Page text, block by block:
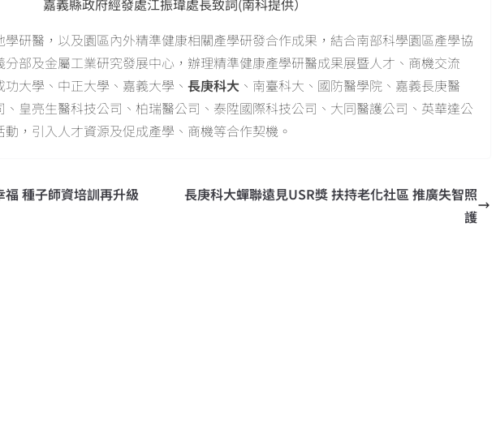
嘉義縣政府經發處江振瑋處長致詞(南科提供）
研醫，以及園區內外精準健康相關產學研發合作成果，結合南部科學園區產學協
分部及金屬工業研究發展中心，辦理精準健康產學研醫成果展暨人才、商機交流
大學、中正大學、嘉義大學、 長庚科大 、南臺科大、國防醫學院、嘉義長庚醫
皇亮生醫科技公司、柏瑞醫公司、泰陞國際科技公司、大同醫護公司、英華達公
，引入人才資源及促成產學、商機等合作契機。
種子師資培訓再升級
長庚科大蟬聯遠見USR獎 扶持老化社區 推廣失智照
護